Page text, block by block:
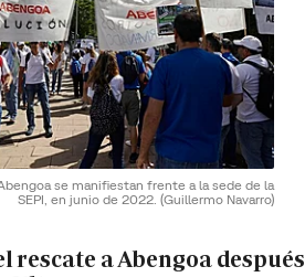
se manifiestan frente a la sede de la
SEPI, en junio de 2022. (Guillermo Navarro)
rescate a Abengoa después